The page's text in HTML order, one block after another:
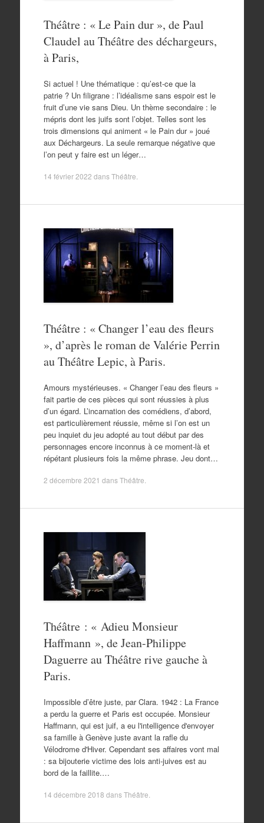
Théâtre : « Le Pain dur », de Paul
Claudel au Théâtre des déchargeurs,
à Paris,
Si actuel ! Une thématique : qu’est-ce que la
patrie ? Un filigrane : l’idéalisme sans espoir est le
fruit d’une vie sans Dieu. Un thème secondaire : le
mépris dont les juifs sont l’objet. Telles sont les
trois dimensions qui animent « le Pain dur » joué
aux Déchargeurs. La seule remarque négative que
l’on peut y faire est un léger…
14 février 2022 dansThéâtre
Théâtre : « Changer l’eau des fleurs
», d’après le roman de Valérie Perrin
au Théâtre Lepic, à Paris.
Amours mystérieuses. « Changer l’eau des fleurs »
fait partie de ces pièces qui sont réussies à plus
d’un égard. L’incarnation des comédiens, d’abord,
est particulièrement réussie, même si l’on est un
peu inquiet du jeu adopté au tout début par des
personnages encore inconnus à ce moment-là et
répétant plusieurs fois la même phrase. Jeu dont…
2 décembre 2021 dansThéâtre
Théâtre : « Adieu Monsieur
Haffmann », de Jean-Philippe
Daguerre au Théâtre rive gauche à
Paris.
Impossible d’être juste, par Clara. 1942 : La France
a perdu la guerre et Paris est occupée. Monsieur
Haffmann, qui est juif, a eu l'intelligence d'envoyer
sa famille à Genève juste avant la rafle du
Vélodrome d'Hiver. Cependant ses affaires vont mal
: sa bijouterie victime des lois anti-juives est au
bord de la faillite.…
14 décembre 2018 dansThéâtre